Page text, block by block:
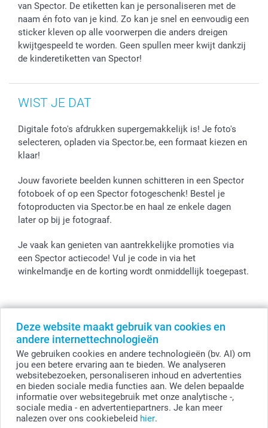
Deze website maakt gebruik van cookies en
andere internettechnologieën
We gebruiken cookies en andere technologieën (bv. AI) om
jou een betere ervaring aan te bieden. We analyseren
websitebezoeken, personaliseren inhoud en advertenties
en bieden sociale media functies aan. We delen bepaalde
informatie over websitegebruik met onze analytische -,
sociale media - en advertentiepartners. Je kan meer
nalezen over ons cookiebeleid hier.
van Spector. De etiketten kan je personaliseren met de
naam én foto van je kind. Zo kan je snel en eenvoudig een
sticker kleven op alle voorwerpen die anders dreigen
kwijtgespeeld te worden. Geen spullen meer kwijt dankzij
de kinderetiketten van Spector!
WIST JE DAT
Digitale foto's afdrukken supergemakkelijk is! Je foto's
selecteren, opladen via Spector.be, een formaat kiezen en
klaar!
Jouw favoriete beelden kunnen schitteren in een Spector
fotoboek of op een Spector fotogeschenk! Bestel je
fotoproducten via Spector.be en haal ze enkele dagen
later op bij je fotograaf.
Je vaak kan genieten van aantrekkelijke promoties via
een Spector actiecode! Vul je code in via het
winkelmandje en de korting wordt onmiddellijk toegepast.
© smartphoto group. Alle rechten voorbehouden
smartphoto group NV.
Kwatrechtsteenweg 160, 9230 Wetteren, België
BTW-nummer BE 0405.706.755
Ondernemingsnummer 0405.706.755.
Bankgegevens: IBAN BE71 2850 2711 5569 - BIC: GEBABEBB